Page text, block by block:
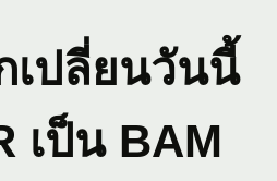
เปลี่ยนวันนี้
เป็น BAM